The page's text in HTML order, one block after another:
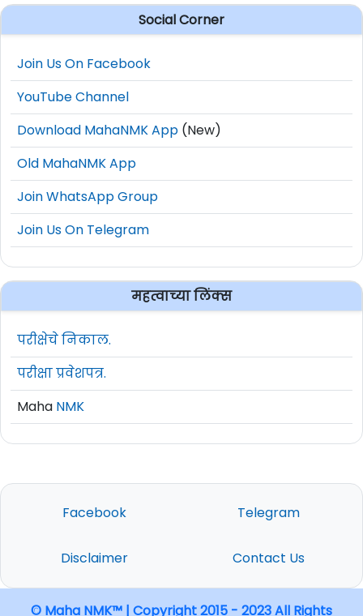
Social Corner
Join Us On Facebook
YouTube Channel
Download MahaNMK App (New)
Old MahaNMK App
Join WhatsApp Group
Join Us On Telegram
महत्वाच्या लिंक्स
परीक्षेचे निकाल.
परीक्षा प्रवेशपत्र.
Maha NMK
Facebook Telegram
Disclaimer Contact Us
© Maha NMK™ | Copyright 2015 - 2023 All Rights